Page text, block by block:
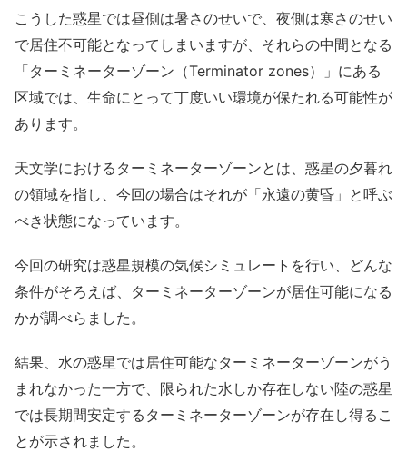
こうした惑星では昼側は暑さのせいで、夜側は寒さのせい
で居住不可能となってしまいますが、それらの中間となる
「ターミネーターゾーン（Terminator zones）」にある
区域では、生命にとって丁度いい環境が保たれる可能性が
あります。
天文学におけるターミネーターゾーンとは、惑星の夕暮れ
の領域を指し、今回の場合はそれが「永遠の黄昏」と呼ぶ
べき状態になっています。
今回の研究は惑星規模の気候シミュレートを行い、どんな
条件がそろえば、ターミネーターゾーンが居住可能になる
かが調べらました。
結果、水の惑星では居住可能なターミネーターゾーンがう
まれなかった一方で、限られた水しか存在しない陸の惑星
では長期間安定するターミネーターゾーンが存在し得るこ
とが示されました。